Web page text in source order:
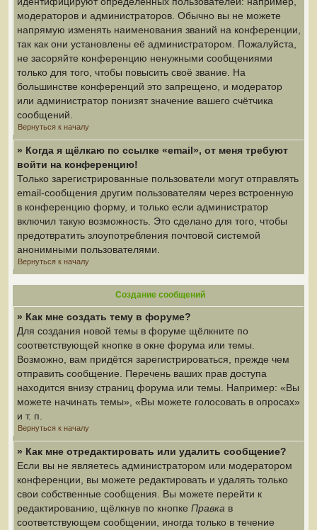
модераторов и администраторов. Обычно вы не можете
напрямую изменять наименования званий на конференции,
так как они установлены её администратором. Пожалуйста,
не засоряйте конференцию ненужными сообщениями
только для того, чтобы повысить своё звание. На
большинстве конференций это запрещено, и модератор
или администратор понизят значение вашего счётчика
сообщений.
Вернуться к началу
» Когда я щёлкаю по ссылке «email», от меня требуют
войти на конференцию!
Только зарегистрированные пользователи могут отправлять
email-сообщения другим пользователям через встроенную
в конференцию форму, и только если администратор
включил такую возможность. Это сделано для того, чтобы
предотвратить злоупотребления почтовой системой
анонимными пользователями.
Вернуться к началу
Создание сообщений
» Как мне создать тему в форуме?
Для создания новой темы в форуме щёлкните по
соответствующей кнопке в окне форума или темы.
Возможно, вам придётся зарегистрироваться, прежде чем
отправить сообщение. Перечень ваших прав доступа
находится внизу страниц форума или темы. Например: «Вы
можете начинать темы», «Вы можете голосовать в опросах»
и т. п.
Вернуться к началу
» Как мне отредактировать или удалить сообщение?
Если вы не являетесь администратором или модератором
конференции, вы можете редактировать и удалять только
свои собственные сообщения. Вы можете перейти к
редактированию, щёлкнув по кнопке Правка в
соответствующем сообщении, иногда только в течение